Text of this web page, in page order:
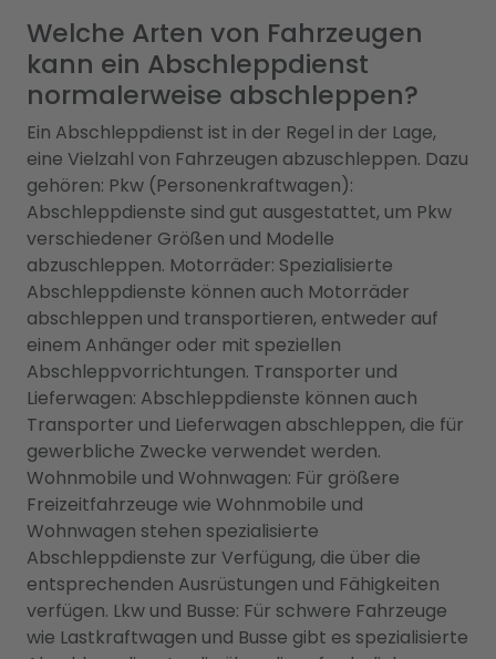
Welche Arten von Fahrzeugen
kann ein Abschleppdienst
normalerweise abschleppen?
Ein Abschleppdienst ist in der Regel in der Lage,
eine Vielzahl von Fahrzeugen abzuschleppen. Dazu
gehören: Pkw (Personenkraftwagen):
Abschleppdienste sind gut ausgestattet, um Pkw
verschiedener Größen und Modelle
abzuschleppen. Motorräder: Spezialisierte
Abschleppdienste können auch Motorräder
abschleppen und transportieren, entweder auf
einem Anhänger oder mit speziellen
Abschleppvorrichtungen. Transporter und
Lieferwagen: Abschleppdienste können auch
Transporter und Lieferwagen abschleppen, die für
gewerbliche Zwecke verwendet werden.
Wohnmobile und Wohnwagen: Für größere
Freizeitfahrzeuge wie Wohnmobile und
Wohnwagen stehen spezialisierte
Abschleppdienste zur Verfügung, die über die
entsprechenden Ausrüstungen und Fähigkeiten
verfügen. Lkw und Busse: Für schwere Fahrzeuge
wie Lastkraftwagen und Busse gibt es spezialisierte